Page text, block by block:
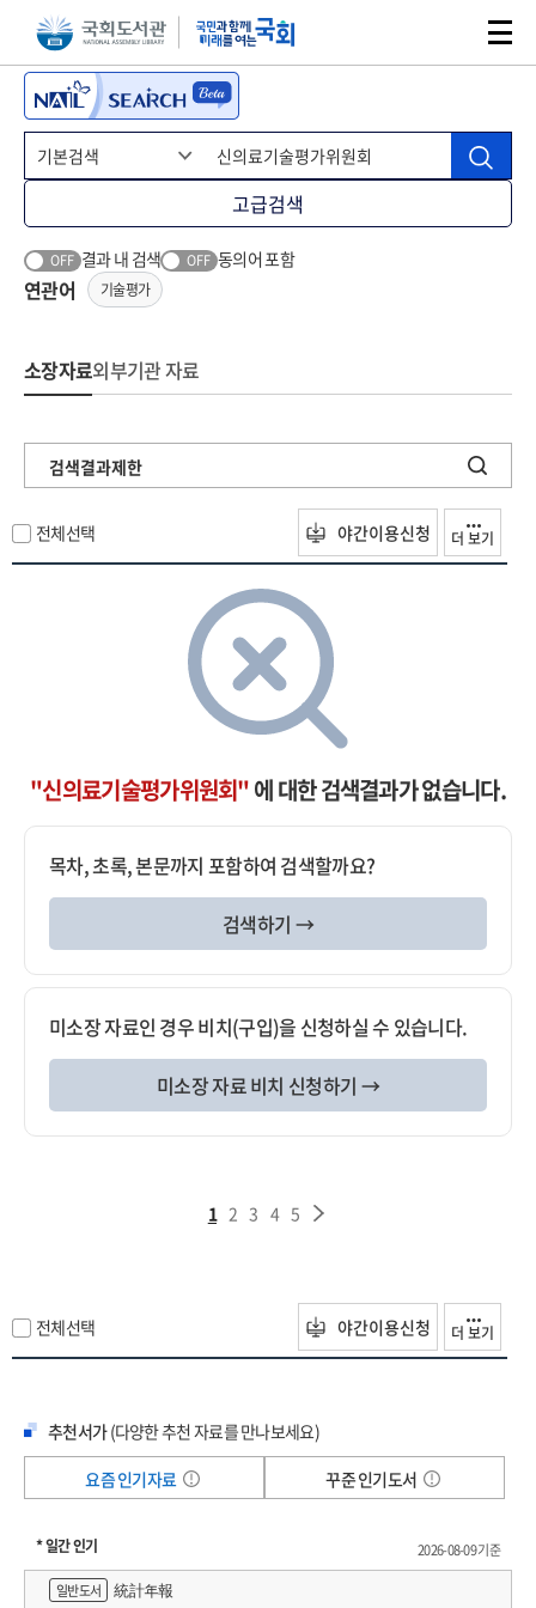
본문 바로가기주메뉴 바로가기
고급검색
OFF 결과 내 검색 OFF 동의어 포함
연관어 기술평가
소장자료외부기관 자료
검색결과제한
전체선택 야간이용신청 더 보기
"신의료기술평가위원회"에 대한 검색결과가 없습니다.
목차, 초록, 본문까지 포함하여 검색할까요?
검색하기 →
미소장 자료인 경우 비치(구입)을 신청하실 수 있습니다.
미소장 자료 비치 신청하기 →
1 2 3 4 5
전체선택 야간이용신청 더 보기
추천서가(다양한 추천 자료를 만나보세요)
요즘 인기자료
꾸준 인기도서
* 일간 인기
2026-08-09 기준
일반도서
統計年報